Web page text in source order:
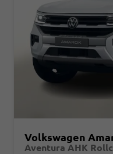
Volkswagen
Aventura AHK